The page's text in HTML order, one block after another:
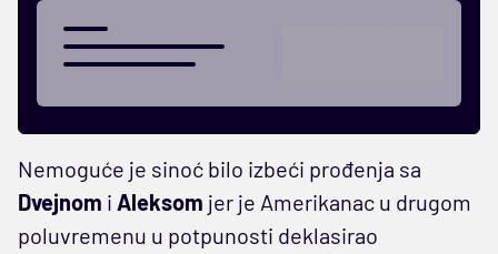
Nemoguće je sinoć bilo izbeći prođenja sa
Dvejnom i Aleksom jer je Amerikanac u drugom
poluvremenu u potpunosti deklasirao